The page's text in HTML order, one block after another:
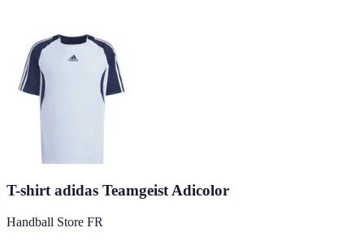
T-shirt adidas Teamgeist Adicolor
Handball Store FR